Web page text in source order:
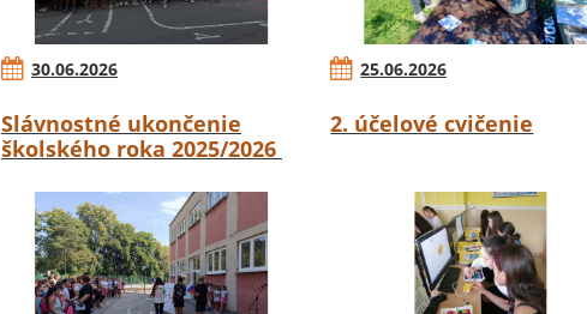
30.06.2026
Slávnostné ukončenie
školského roka 2025/2026
25.06.2026
2. účelové cvičenie